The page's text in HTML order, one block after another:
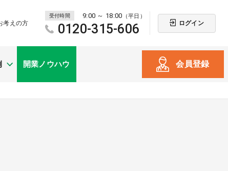
考えの方
受付時間 9:00 ～ 18:00 （平日）
0120-315-606 ログイン
開業ノウハウ 会員登録